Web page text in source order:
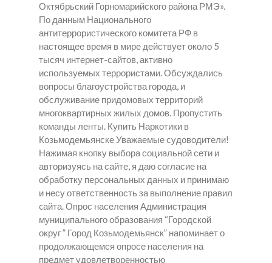
Октябрьский Горномарийского района РМЭ».
По данным Национального
антитеррористического комитета РФ в
настоящее время в мире действует около 5
тысяч интернет-сайтов, активно
используемых террористами. Обсуждались
вопросы благоустройства города, и
обслуживание придомовых территорий
многоквартирных жилых домов. Пропустить
команды ленты. Купить Наркотики в
КозьмодемьянскеУважаемые судоводители!
Нажимая кнопку выбора социальной сети и
авторизуясь на сайте, я даю согласие на
обработку персональных данных и принимаю
и несу ответственность за выполнение правил
cайта. Опрос населения Администрация
муниципального образования “Городской
округ ” Город Козьмодемьянск” напоминает о
продолжающемся опросе населения на
предмет удовлетворенностью